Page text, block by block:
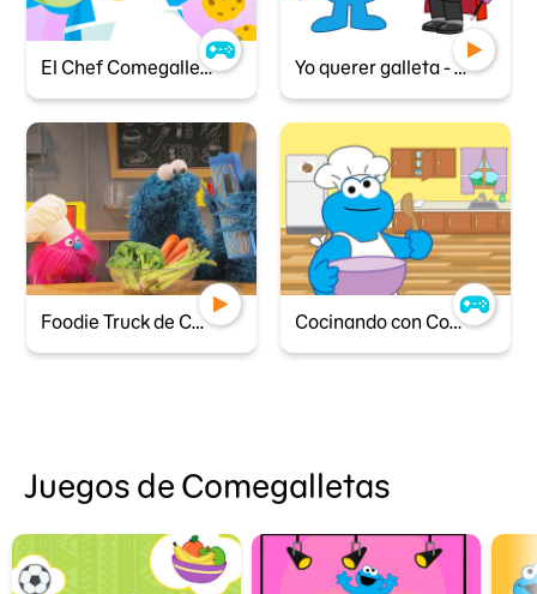
El Chef Comegalletas Yo querer galleta - Comegalletas y los trucos de magia
Foodie Truck de Comegalletas: Pelo Cocinando con Comegalletas
Juegos de Comegalletas